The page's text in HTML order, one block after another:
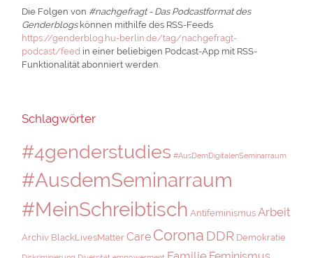
Die Folgen von #nachgefragt - Das Podcastformat des
Genderblogskönnen mithilfe des RSS-Feeds
https://genderblog.hu-berlin.de/tag/nachgefragt-
podcast/feed in einer beliebigen Podcast-App mit RSS-
Funktionalität abonniert werden.
Schlagwörter
#4genderstudies #AusDemDigitalenSeminarraum
#AusdemSeminarraum
#MeinSchreibtisch Antifeminismus Arbeit
Archiv BlackLivesMatter Care Corona DDR Demokratie